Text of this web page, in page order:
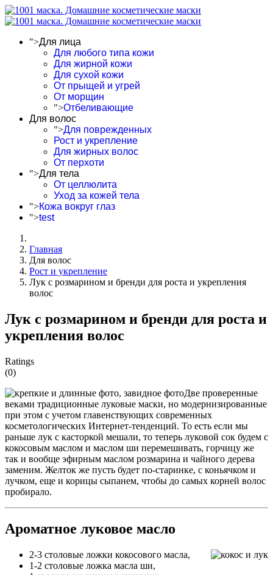
">Для лица
Для любого типа кожи
Для жирной кожи
Для сухой кожи
От прыщей и угрей
От морщин
">Отбеливающие
Для волос
">Для поврежденных
Рост и укрепление
Для жирных волос
От перхоти
">Для тела
От целлюлита
Уход за кожей тела
">Кожа вокруг глаз
">test
Главная
Для волос
Рост и укрепление
Лук с розмарином и бренди для роста и укрепления
волос
Лук с розмарином и бренди для роста и
укрепления волос
Ratings
(0)
Две проверенные
веками традиционные луковые маски, но модернизированные
при этом с учетом главенствующих современных
косметологических Интернет-тенденций. То есть если мы
раньше лук с касторкой мешали, то теперь луковой сок будем с
кокосовым маслом и маслом ши перемешивать, горчицу же
так и вообще эфирным маслом розмарина и чайного дерева
заменим. Желток же пусть будет по-старинке, с коньячком и
лучком, еще и корицы сыпанем, чтобы до самых корней волос
пробирало.
Ароматное луковое масло
2-3 столовые ложки кокосового масла,
1-2 столовые ложка масла ши,